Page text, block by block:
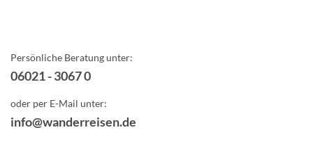
Persönliche Beratung unter:
06021 - 3067 0
oder per E-Mail unter:
info@wanderreisen.de